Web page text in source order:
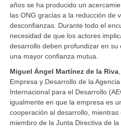
años se ha producido un
las ONG gracias a la reducción de
desconfianzas. Durante todo el
necesidad de que los actores
desarrollo deben profundizar en
una mayor confianza mutua.
Miguel Ángel Martínez de la Riva
Empresa y Desarrollo de la
Internacional para el Desarrollo
igualmente en que la empresa es
cooperación al desarrollo, mientras
miembro de la Junta Directiva de